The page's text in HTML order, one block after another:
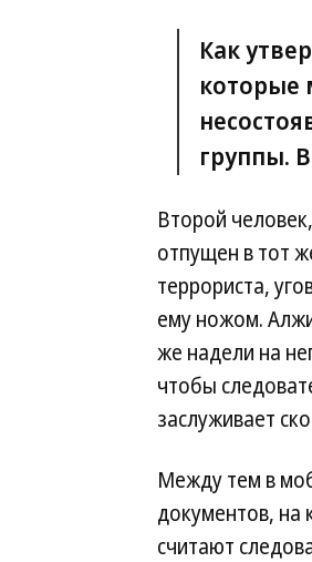
Как
которые
группы.
Второй
отпущен в тот
террориста,
ему ножом.
же надели на
чтобы
заслуживает
Между тем в
документов, на
считают